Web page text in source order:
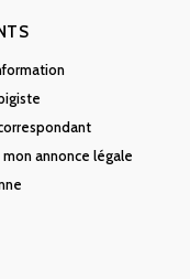
mon annonce légale